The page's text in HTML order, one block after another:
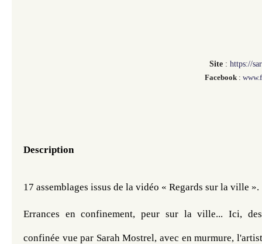
Site : https://
Facebook :
Description
17 assemblages issus de la vidéo « Regards sur la ville ».
Errances en confinement, peur sur la ville... Ici,
confinée vue par Sarah Mostrel, avec en murmure,